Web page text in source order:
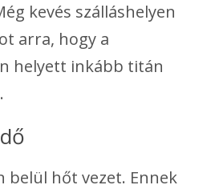
kevés szálláshelyen
arra, hogy a
helyett inkább titán
belül hőt vezet. Ennek